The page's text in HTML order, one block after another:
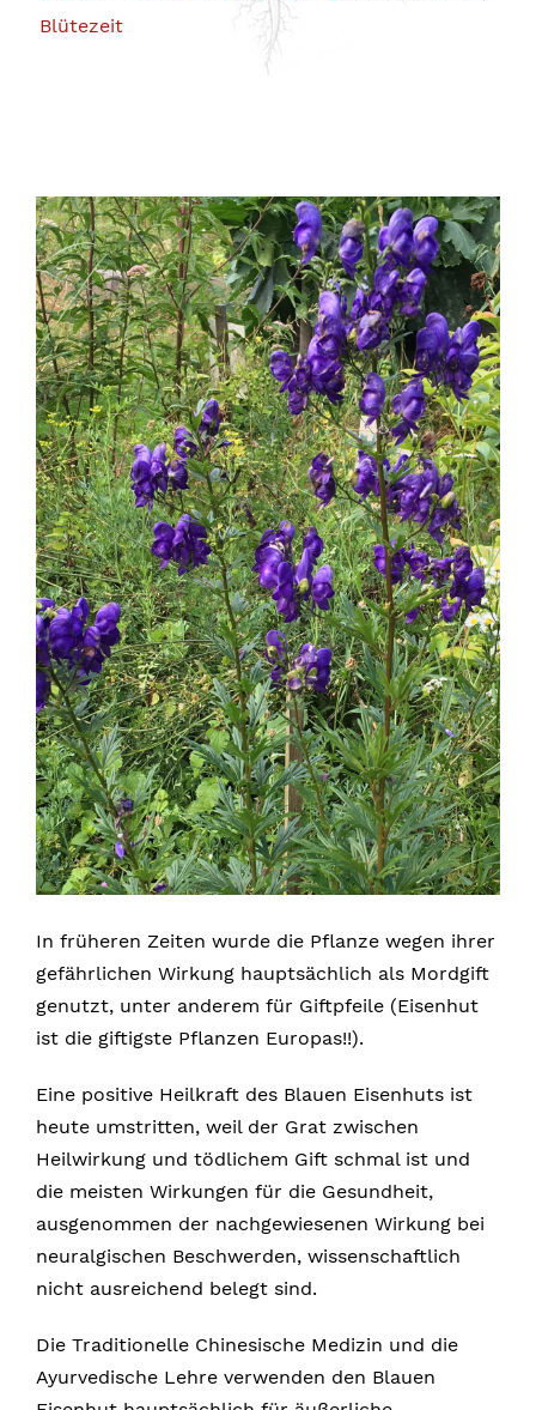
Blütezeit
In früheren Zeiten wurde die Pflanze wegen ihrer
gefährlichen Wirkung hauptsächlich als Mordgift
genutzt, unter anderem für Giftpfeile (Eisenhut
ist die giftigste Pflanzen Europas!!).
Eine positive Heilkraft des Blauen Eisenhuts ist
heute umstritten, weil der Grat zwischen
Heilwirkung und tödlichem Gift schmal ist und
die meisten Wirkungen für die Gesundheit,
ausgenommen der nachgewiesenen Wirkung bei
neuralgischen Beschwerden, wissenschaftlich
nicht ausreichend belegt sind.
Die Traditionelle Chinesische Medizin und die
Ayurvedische Lehre verwenden den Blauen